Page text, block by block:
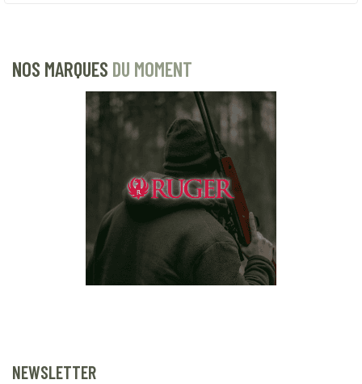
NOS MARQUES DU MOMENT
NEWSLETTER